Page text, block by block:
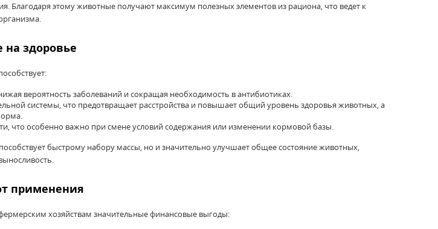
Благодаря этому животные получают максимум полезных элементов из рациона, что ведет к
здоровье
вероятность заболеваний и сокращая необходимость в антибиотиках.
системы, что предотвращает расстройства и повышает общий уровень здоровья животных, а
что особенно важно при смене условий содержания или изменении кормовой базы.
быстрому набору массы, но и значительно улучшает общее состояние животных,
применения
хозяйствам значительные финансовые выгоды: